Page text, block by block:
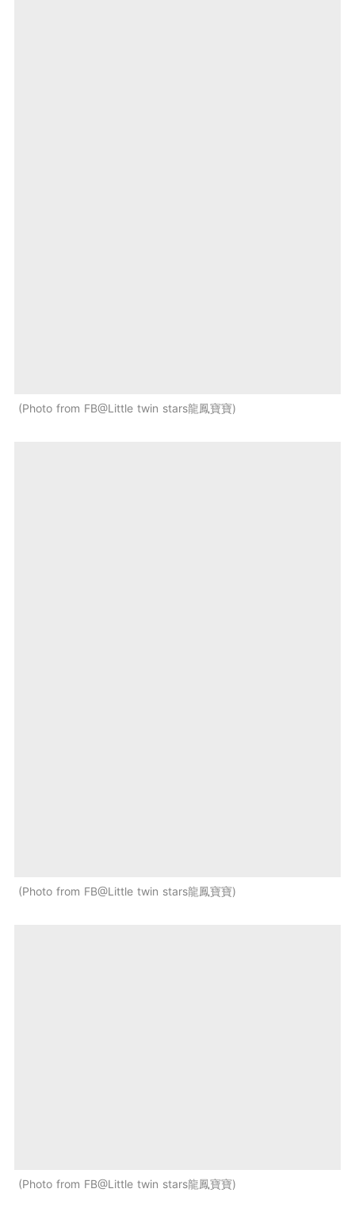
Photo from FB@Little twin stars龍鳳寶寶
Photo from FB@Little twin stars龍鳳寶寶
Photo from FB@Little twin stars龍鳳寶寶